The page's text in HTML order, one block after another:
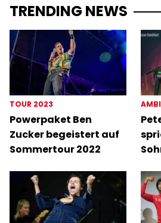
TRENDING NEWS
TOUR 2023
Powerpaket Ben
Zucker begeistert auf
Sommertour 2022